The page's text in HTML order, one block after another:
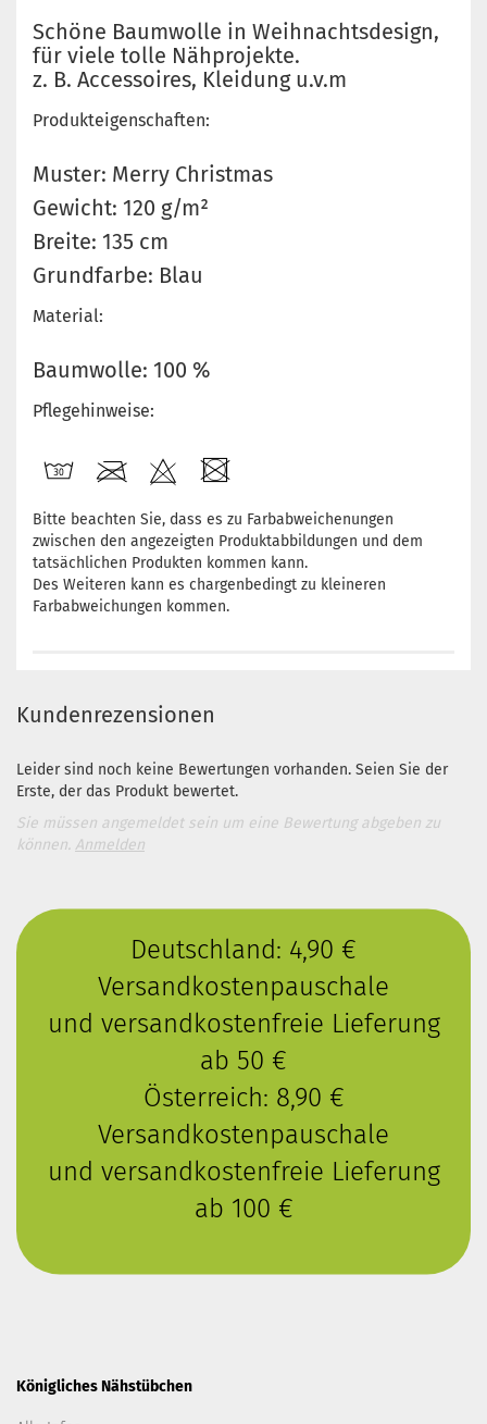
Schöne Baumwolle in Weihnachtsdesign,
für viele tolle Nähprojekte.
z. B. Accessoires, Kleidung u.v.m
Produkteigenschaften:
Muster: Merry Christmas
Gewicht: 120 g/m²
Breite: 135 cm
Grundfarbe: Blau
Material:
Baumwolle: 100 %
Pflegehinweise:
Bitte beachten Sie, dass es zu Farbabweichenungen
zwischen den angezeigten Produktabbildungen und dem
tatsächlichen Produkten kommen kann.
Des Weiteren kann es chargenbedingt zu kleineren
Farbabweichungen kommen.
Kundenrezensionen
Leider sind noch keine Bewertungen vorhanden. Seien Sie der
Erste, der das Produkt bewertet.
Sie müssen angemeldet sein um eine Bewertung abgeben zu
können. Anmelden
Deutschland: 4,90 €
Versandkostenpauschale
und versandkostenfreie Lieferung
ab 50 €
Österreich: 8,90 €
Versandkostenpauschale
und versandkostenfreie Lieferung
ab 100 €
Königliches Nähstübchen